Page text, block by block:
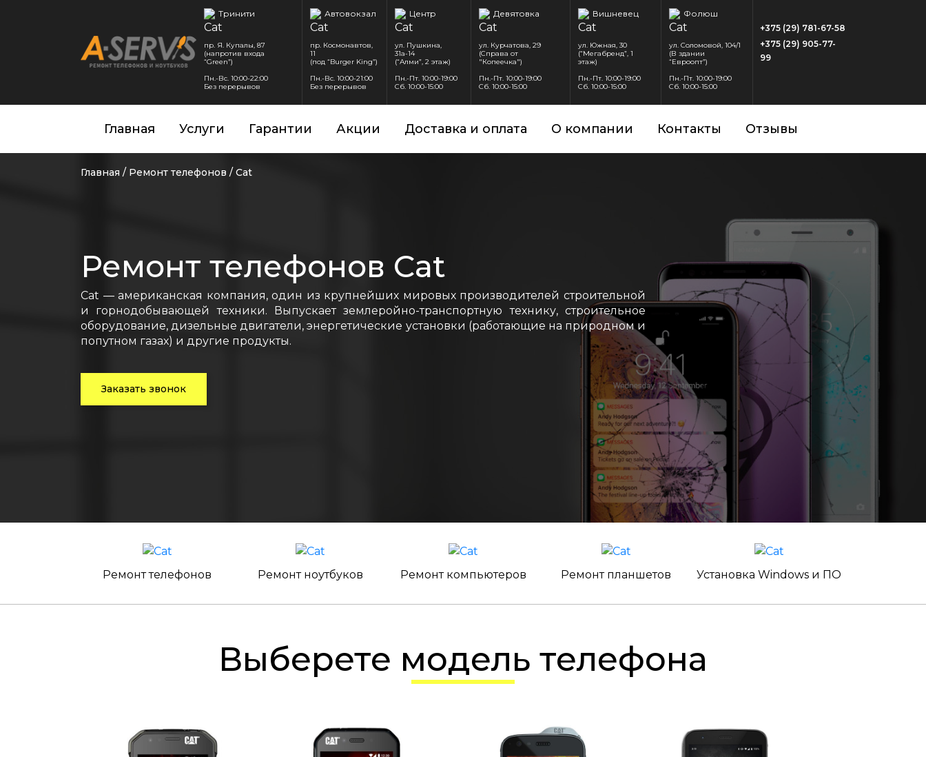
Тринити
пр. Я. Купалы, 87
(напротив входа
“Green”)
Пн.-Вс. 10:00-22:00
Без перерывов
Автовокзал
пр. Космонавтов,
11
(под “Burger King”)
Пн.-Вс. 10:00-21:00
Без перерывов
Центр
ул. Пушкина,
31а-14
(“Алми”, 2 этаж)
Пн.-Пт. 10:00-19:00
Сб. 10:00-15:00
Девятовка
ул. Курчатова, 29
(Справа от
"Копеечка")
Пн.-Пт. 10:00-19:00
Сб. 10:00-15:00
Вишневец
ул. Южная, 30
(“Мегабренд”, 1
этаж)
Пн.-Пт. 10:00-19:00
Сб. 10:00-15:00
Фолюш
ул. Соломовой, 104/1
(В здании
“Евроопт”)
Пн.-Пт. 10:00-19:00
Сб. 10:00-15:00
+375 (29) 781-67-58
+375 (29) 905-77-
99
Главная Услуги Гарантии Акции Доставка и оплата О компании Контакты Отзывы
Главная / Ремонт телефонов / Cat
Ремонт телефонов Cat
Cat — американская компания, один из крупнейших мировых производителей строительной
и горнодобывающей техники. Выпускает землеройно-транспортную технику, строительное
оборудование, дизельные двигатели, энергетические установки (работающие на природном и
попутном газах) и другие продукты.
Заказать звонок
Ремонт телефонов Ремонт ноутбуков Ремонт компьютеров Ремонт планшетов Установка Windows и ПО
Выберете модель телефона